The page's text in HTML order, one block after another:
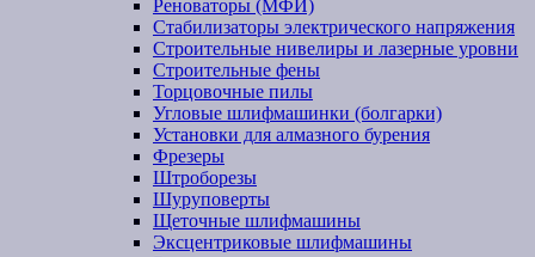
Реноваторы (МФИ)
Стабилизаторы электрического напряжения
Строительные нивелиры и лазерные уровни
Строительные фены
Торцовочные пилы
Угловые шлифмашинки (болгарки)
Установки для алмазного бурения
Фрезеры
Штроборезы
Шуруповерты
Щеточные шлифмашины
Эксцентриковые шлифмашины